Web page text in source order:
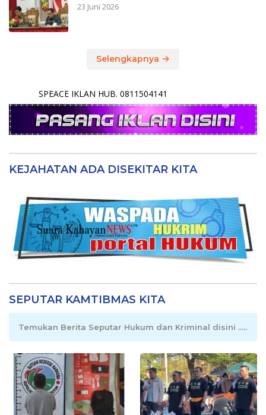
23 Juni 2026
Selengkapnya
SPEACE IKLAN HUB. 0811504141
KEJAHATAN ADA DISEKITAR KITA
SEPUTAR KAMTIBMAS KITA
Temukan Berita Seputar Hukum dan Kriminal disini .....